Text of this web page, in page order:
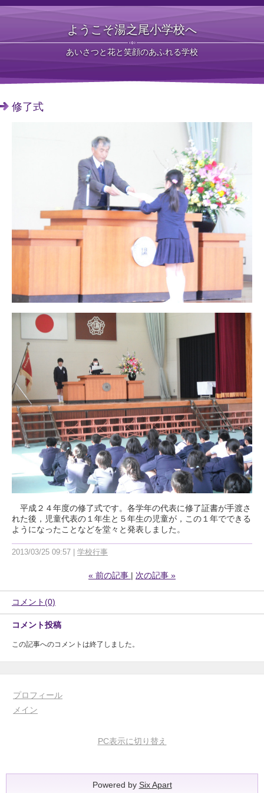
ようこそ湯之尾小学校へ
あいさつと花と笑顔のあふれる学校
修了式
平成２４年度の修了式です。各学年の代表に修了証書が手渡さ
れた後，児童代表の１年生と５年生の児童が，この１年でできる
ようになったことなどを堂々と発表しました。
2013/03/25 09:57 学校行事
« 前の記事 次の記事 »
コメント(0)
コメント投稿
この記事へのコメントは終了しました。
プロフィール
メイン
PC表示に切り替え
Powered by Six Apart